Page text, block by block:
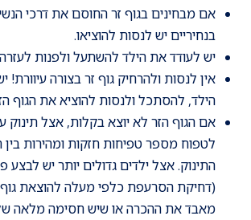
אם מבחינים בגוף זר החוסם את דרכי
בנחיריים יש לנסות להוציאו.
יש לעודד את הילד להשתעל ולפנות
אין לנסות ולהרחיק גוף זר בצורה
הילד, להסתכל ולנסות להוציא את הגוף
אם הגוף הזר לא יוצא בקלות, אצל תינוק
לטפוח מספר טפיחות חזקות ומהירות
התינוק. אצל ילדים גדולים יותר יש לבצע
(דחיקת הסרעפת כלפי מעלה להוצאת
מאבד את ההכרה או שיש חסימה מלאה